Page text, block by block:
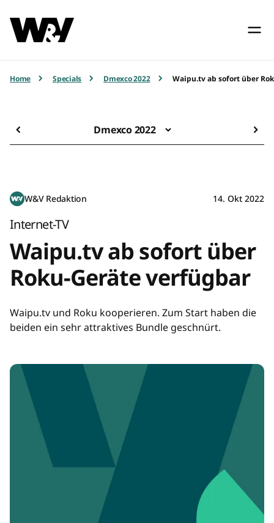
Home Specials Dmexco 2022 Waipu.tv ab sofort über
Dmexco 2022
W&V Redaktion 14. Okt 2022
Internet-TV
Waipu.tv ab sofort über
Roku-Geräte verfügbar
Waipu.tv und Roku kooperieren. Zum Start haben die
beiden ein sehr attraktives Bundle geschnürt.